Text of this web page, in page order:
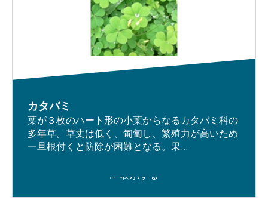
カタバミ
葉が３枚のハート形の小葉からなるカタバミ科の
多年草。草丈は低く、匍匐し、繁殖力が高いため
一旦根付くと防除が困難となる。果...
表示する